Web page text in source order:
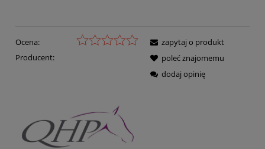
Ocena:
Producent:
zapytaj o produkt
poleć znajomemu
dodaj opinię